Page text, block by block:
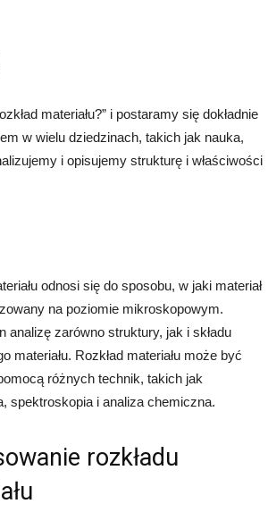
materiału?” i postaramy się dokładnie
w wielu dziedzinach, takich jak nauka,
i opisujemy strukturę i właściwości
odnosi się do sposobu, w jaki materiał
na poziomie mikroskopowym.
analizę zarówno struktury, jak i składu
materiału. Rozkład materiału może być
różnych technik, takich jak
spektroskopia i analiza chemiczna.
rozkładu